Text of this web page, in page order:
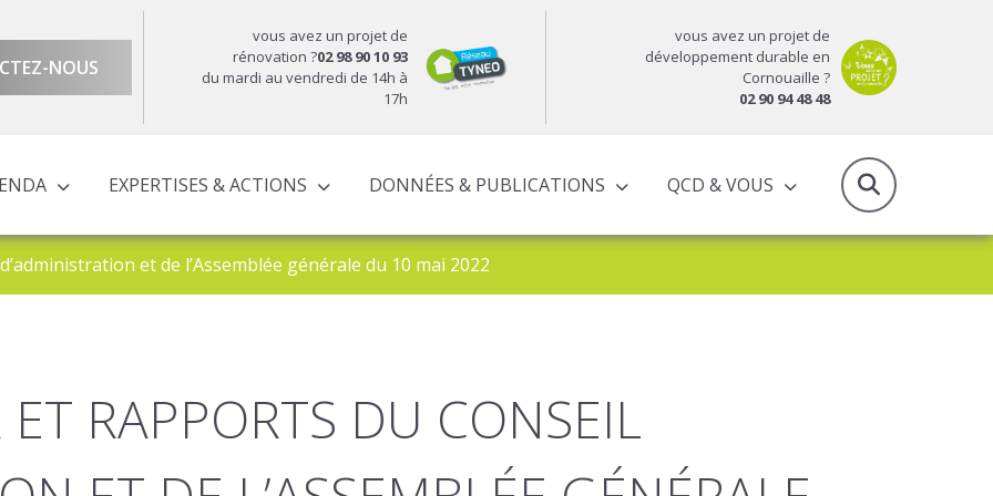
NOUS
vous avez un projet de
rénovation ?02 98 90 10 93
du mardi au vendredi de 14h à
17h
vous avez un projet de
développement durable en
Cornouaille ?
02 90 94 48 48
EXPERTISES & ACTIONS DONNÉES & PUBLICATIONS QCD & VOUS
et de l’Assemblée générale du 10 mai 2022
RAPPORTS DU CONSEIL